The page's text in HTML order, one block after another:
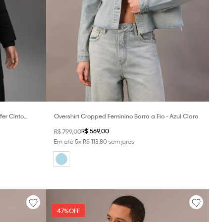
Cinto
Overshirt Cropped Feminino Barra a Fio - Azul Claro
R$799,00R$ 569,00
Em até5xR$ 11380sem juros
47%OFF